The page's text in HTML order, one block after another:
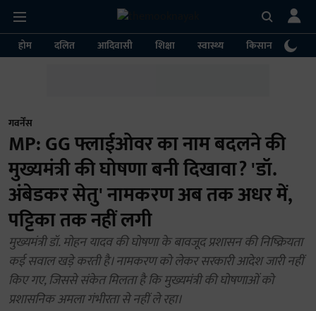
होम दलित आदिवासी शिक्षा स्वास्थ्य किसान
गवर्नेंस
MP: GG फ्लाईओवर का नाम बदलने की
मुख्यमंत्री की घोषणा बनी दिखावा? 'डॉ.
अंबेडकर सेतु' नामकरण अब तक अधर में,
पट्टिका तक नहीं लगी
मुख्यमंत्री डॉ. मोहन यादव की घोषणा के बावजूद प्रशासन की निष्क्रियता
कई सवाल खड़े करती है। नामकरण को लेकर सरकारी आदेश जारी नहीं
किए गए, जिससे संकेत मिलता है कि मुख्यमंत्री की घोषणाओं को
प्रशासनिक अमला गंभीरता से नहीं ले रहा।